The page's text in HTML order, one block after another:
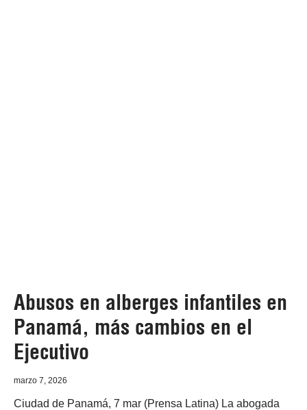
Abusos en alberges infantiles en
Panamá, más cambios en el
Ejecutivo
marzo 7, 2026
Ciudad de Panamá, 7 mar (Prensa Latina) La abogada